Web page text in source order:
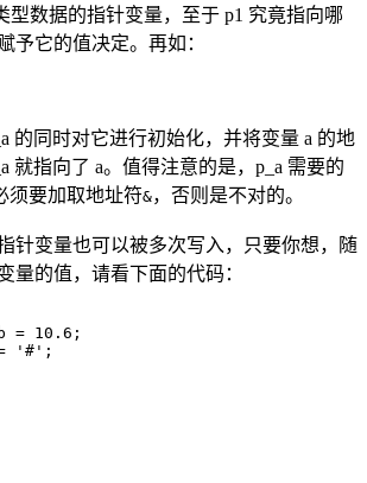
型数据的指针变量，至于 p1 究竟指向哪
予它的值决定。再如：
的同时对它进行初始化，并将变量 a 的地
就指向了 a。值得注意的是，p_a 需要的
须要加取地址符&，否则是不对的。
针变量也可以被多次写入，只要你想，随
量的值，请看下面的代码：
= 10.6;
'#';